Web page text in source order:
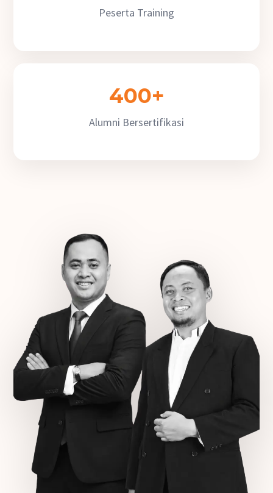
Peserta Training
400+
Alumni Bersertifikasi